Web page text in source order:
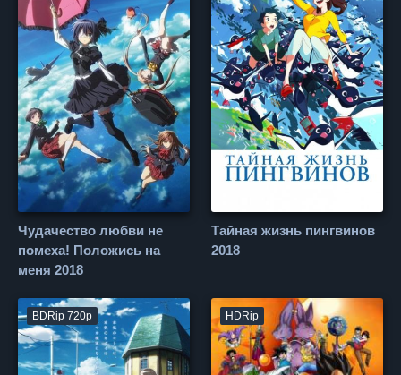
Чудачество любви не
помеха! Положись на
меня 2018
Тайная жизнь пингвинов
2018
BDRip 720p HDRip